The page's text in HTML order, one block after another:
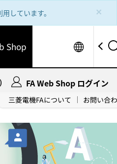
×
しています。
Shop
三菱電機FAについて お問い合
) FA Web Shop ログイン